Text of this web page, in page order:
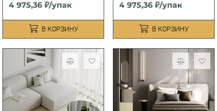
4 975,36 ₽/упак
В КОРЗИНУ
4 975,36 ₽/упак
В КОРЗИНУ